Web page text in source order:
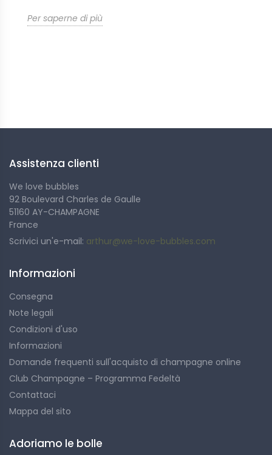
Per saperne di più
Assistenza clienti
We love bubbles
92 Boulevard Charles de Gaulle
51160 AY-CHAMPAGNE
France
Scrivici un'e-mail: arthur@we-love-bubbles.com
Informazioni
Consegna
Note legali
Condizioni d'uso
Informazioni
Domande frequenti sull'acquisto di champagne online
Club Champagne – Programma Fedeltà
Contattaci
Mappa del sito
Adoriamo le bolle